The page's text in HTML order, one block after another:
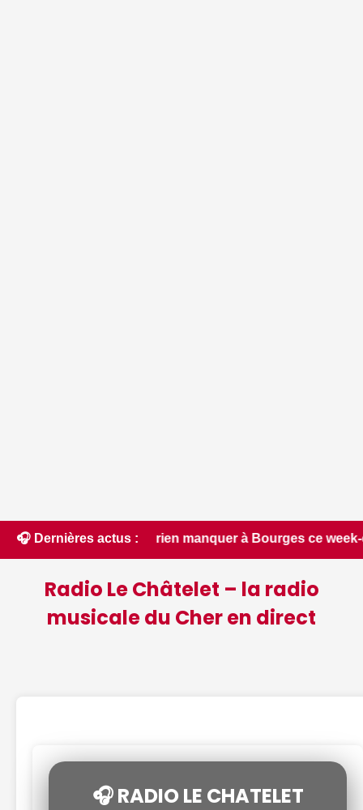
🎧 Dernières actus :
manquer à Bourges ce week-end du 7 au
Radio Le Châtelet – la radio
musicale du Cher en direct
🎧 RADIO LE CHATELET